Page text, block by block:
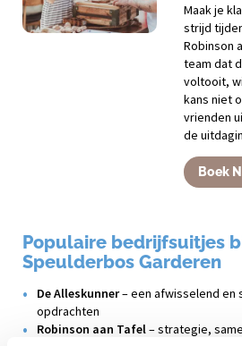
Maak je
strijd
Robinson
team dat
voltooit,
kans niet
vrienden
de
Boek
Populaire bedrijfsuitjes
Speulderbos Garderen
De Alleskunner– een afwisselend en
opdrachten
Robinson aan Tafel– strategie,